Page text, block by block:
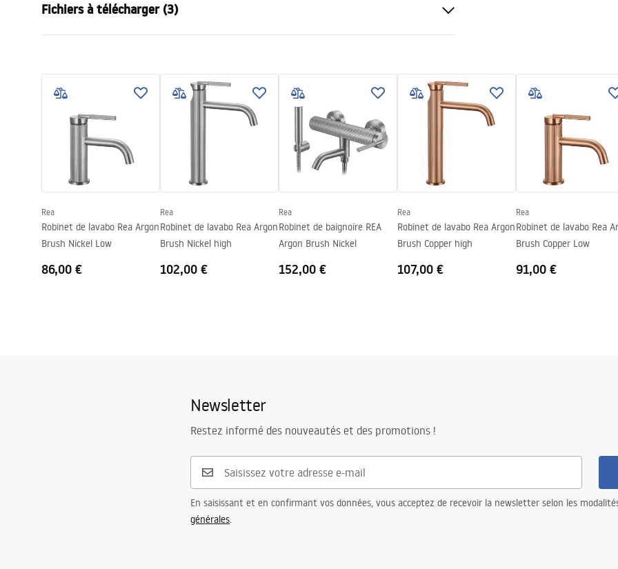
Méthode de montage
Couleur
Cuivre brossé
Hauteur
Technologie du revêtement
3/8 pouce
Garantie
5 ans
Fichiers à télécharger (3)
Warranty_Terms_and_Conditions_
Informations de sécurité
Safety_Information_Faucets.pdf
Rea
Robinet de lavabo Rea Argon
Brush Nickel Low
86,00 €
Rea
Robinet de lavabo Rea Argon
Brush Nickel high
102,00 €
Rea
Robinet de baignoire REA
Argon Brush Nickel
152,00 €
Rea
Robinet de lavabo Rea Argon
Brush Copper high
107,00 €
Rea
Robinet de lavabo Rea
Brush Copper Low
91,00 €
Newsletter
Restez informé des nouveautés et des promotions !
En saisissant et en confirmant vos données, vous acceptez de recevoir la newsletter selon les
générales.